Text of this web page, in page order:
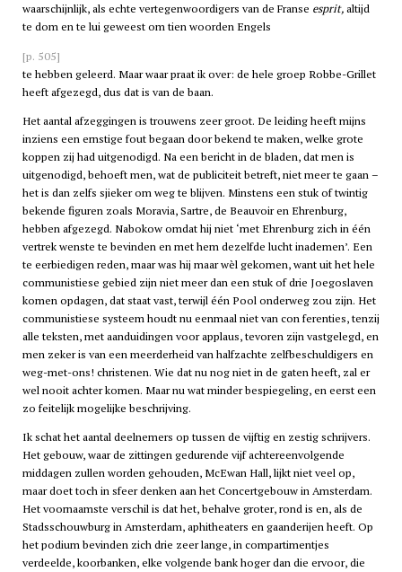
waarschijnlijk, als echte vertegenwoordigers van de Franse esprit,altijd
te dom en te lui geweest om tien woorden Engels
[p. 505]
te hebben geleerd. Maar waar praat ik over: de hele groep Robbe-Grillet
heeft afgezegd, dus dat is van de baan.
Het aantal afzeggingen is trouwens zeer groot. De leiding heeft mijns
inziens een ernstige fout begaan door bekend te maken, welke grote
koppen zij had uitgenodigd. Na een bericht in de bladen, dat men is
uitgenodigd, behoeft men, wat de publiciteit betreft, niet meer te gaan –
het is dan zelfs sjieker om weg te blijven. Minstens een stuk of twintig
bekende figuren zoals Moravia, Sartre, de Beauvoir en Ehrenburg,
hebben afgezegd. Nabokow omdat hij niet ‘met Ehrenburg zich in één
vertrek wenste te bevinden en met hem dezelfde lucht inademen’. Een
te eerbiedigen reden, maar was hij maar wèl gekomen, want uit het hele
communistiese gebied zijn niet meer dan een stuk of drie Joegoslaven
komen opdagen, dat staat vast, terwijl één Pool onderweg zou zijn. Het
communistiese systeem houdt nu eenmaal niet van con ferenties, tenzij
alle teksten, met aanduidingen voor applaus, tevoren zijn vastgelegd, en
men zeker is van een meerderheid van halfzachte zelfbeschuldigers en
weg-met-ons! christenen. Wie dat nu nog niet in de gaten heeft, zal er
wel nooit achter komen. Maar nu wat minder bespiegeling, en eerst een
zo feitelijk mogelijke beschrijving.
Ik schat het aantal deelnemers op tussen de vijftig en zestig schrijvers.
Het gebouw, waar de zittingen gedurende vijf achtereenvolgende
middagen zullen worden gehouden, McEwan Hall, lijkt niet veel op,
maar doet toch in sfeer denken aan het Concertgebouw in Amsterdam.
Het voornaamste verschil is dat het, behalve groter, rond is en, als de
Stadsschouwburg in Amsterdam, aphitheaters en gaanderijen heeft. Op
het podium bevinden zich drie zeer lange, in compartimentjes
verdeelde, koorbanken, elke volgende bank hoger dan die ervoor, die